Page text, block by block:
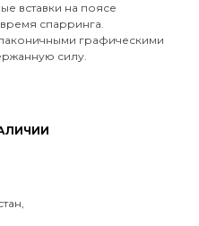
вставки на поясе
спарринга.
графическими
силу.